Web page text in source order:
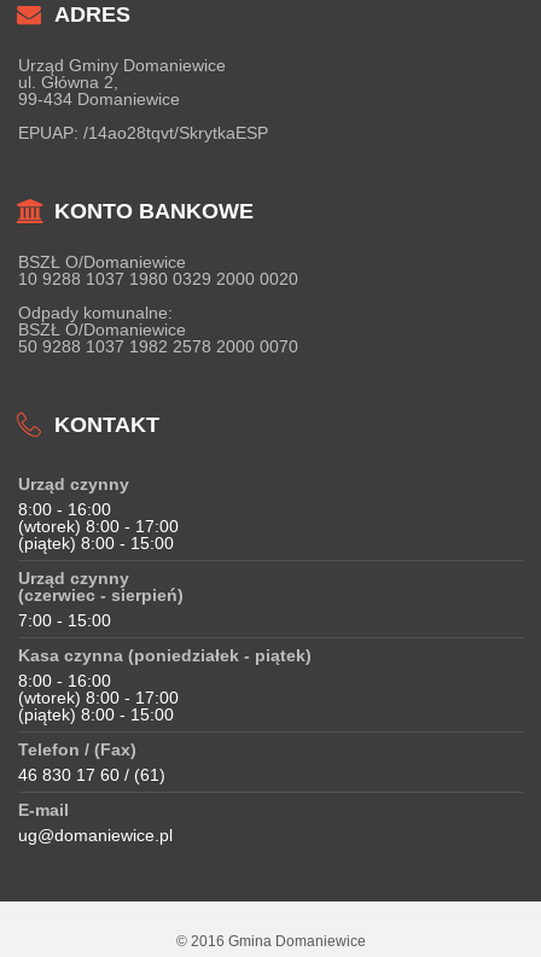
ADRES
Urząd Gminy Domaniewice
ul. Główna 2,
99-434 Domaniewice
EPUAP: /14ao28tqvt/SkrytkaESP
KONTO BANKOWE
BSZŁ O/Domaniewice
10 9288 1037 1980 0329 2000 0020
Odpady komunalne:
BSZŁ O/Domaniewice
50 9288 1037 1982 2578 2000 0070
KONTAKT
Urząd czynny
8:00 - 16:00
(wtorek) 8:00 - 17:00
(piątek) 8:00 - 15:00
Urząd czynny
(czerwiec - sierpień)
7:00 - 15:00
Kasa czynna (poniedziałek - piątek)
8:00 - 16:00
(wtorek) 8:00 - 17:00
(piątek) 8:00 - 15:00
Telefon / (Fax)
46 830 17 60 / (61)
E-mail
ug@domaniewice.pl
© 2016 Gmina Domaniewice